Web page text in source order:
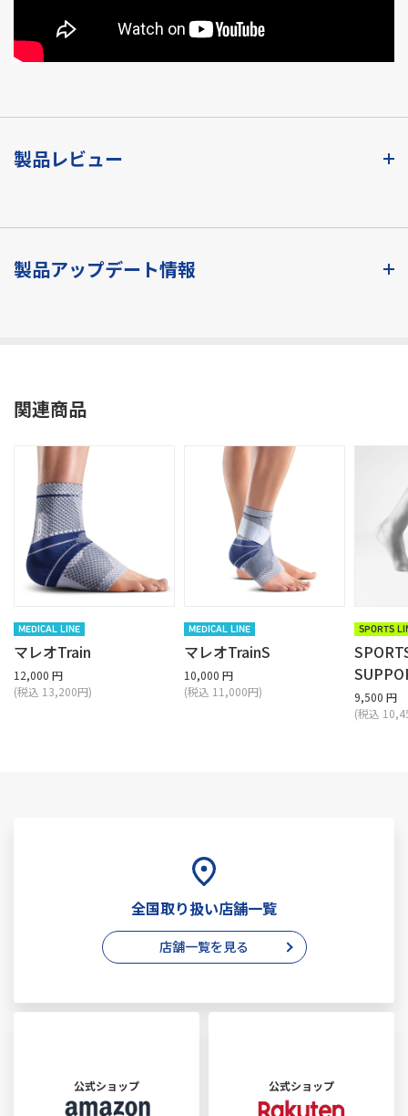
製品レビュー
製品アップデート情報
関連商品
MEDICAL LINE
マレオTrain
12,000 円
(税込 13,200円)
MEDICAL LINE
マレオTrainS
10,000 円
(税込 11,000円)
SPORTS
9,500 円
(税込
全国取り扱い店舗一覧
店舗一覧を見る
公式ショップ 公式ショップ